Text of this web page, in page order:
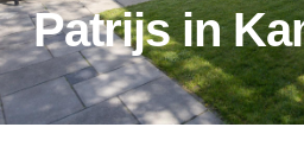
Patrijs in